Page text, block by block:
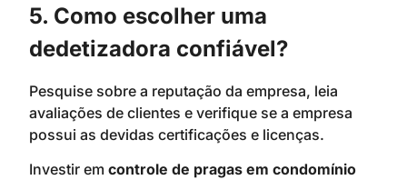
5. Como escolher uma
dedetizadora confiável?
Pesquise sobre a reputação da empresa, leia
avaliações de clientes e verifique se a empresa
possui as devidas certificações e licenças.
Investir em controle de pragas em condomínio